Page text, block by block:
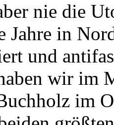
nie die
Jahre in
und
wir im
im